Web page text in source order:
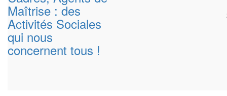
Maîtrise : des
Activités Sociales
qui nous
concernent tous !